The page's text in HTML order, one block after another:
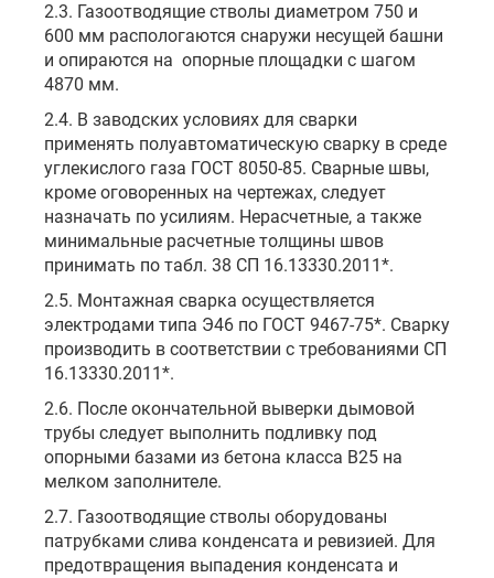
2.3. Газоотводящие стволы диаметром 750 и
600 мм распологаются снаружи несущей башни
и опираются на опорные площадки с шагом
4870 мм.
2.4. В заводских условиях для сварки
применять полуавтоматическую сварку в среде
углекислого газа ГОСТ 8050-85. Сварные швы,
кроме оговоренных на чертежах, следует
назначать по усилиям. Нерасчетные, а также
минимальные расчетные толщины швов
принимать по табл. 38 СП 16.13330.2011*.
2.5. Монтажная сварка осуществляется
электродами типа Э46 по ГОСТ 9467-75*. Сварку
производить в соответствии с требованиями СП
16.13330.2011*.
2.6. После окончательной выверки дымовой
трубы следует выполнить подливку под
опорными базами из бетона класса В25 на
мелком заполнителе.
2.7. Газоотводящие стволы оборудованы
патрубками слива конденсата и ревизией. Для
предотвращения выпадения конденсата и